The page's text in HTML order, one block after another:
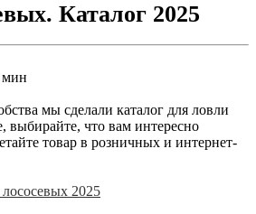
Каталог 2025
мин
мы сделали каталог для ловли
выбирайте, что вам интересно
товар в розничных и интернет-
2025